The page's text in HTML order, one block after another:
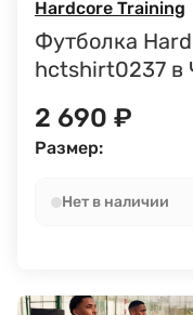
Hardcore Training
Футболка
hctshirt0237 в
2 690 ₽
Размер:
Нет в наличии